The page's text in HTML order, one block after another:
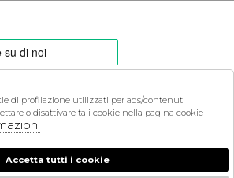
di profilazione utilizzati per ads/contenuti
o disattivare tali cookie nella pagina cookie
Accetta tutti i cookie